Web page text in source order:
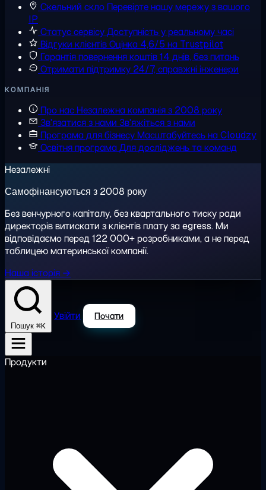
Скельний скло Перевірте нашу мережу з вашого
IP
Статус сервісуДоступність у реальному часі
Відгуки клієнтівОцінка 4,6/5 на Trustpilot
Гарантія повернення коштів14 днів, без питань
Отримати підтримку 24/7, справжні інженери
КОМПАНІЯ
Про насНезалежна компанія з 2008 року
Зв'язатися з нами Зв'яжіться з нами
Програма для бізнесуМасштабуйтесь на Cloudzy
Освітня програмаДля досліджень та команд
Незалежні
Самофінансуються з 2008 року
Без венчурного капіталу, без квартального тиску ради
директорів витискати з клієнтів плату за egress. Ми
відповідаємо перед 122 000+ розробниками, а не перед
таблицею материнської компанії.
Наша історія →
Пошук ⌘K
Увійти Почати
Продукти